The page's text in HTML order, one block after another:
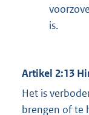
is.
Artikel 2:13
Het is
brengen of te